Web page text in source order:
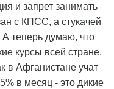
и запрет занимать
с КПСС, а стукачей
теперь думаю, что
курсы всей стране.
в Афганистане учат
в месяц - это дикие